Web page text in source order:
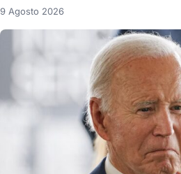
9 Agosto 2026